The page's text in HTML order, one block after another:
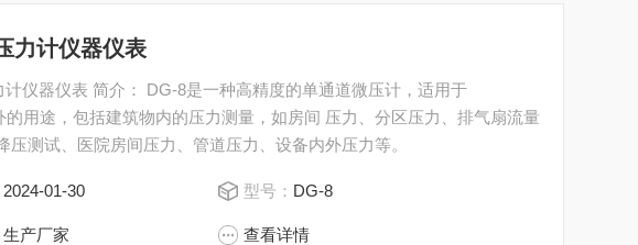
力计仪器仪表
计仪器仪表 简介： DG-8是一种高精度的单通道微压计，适用于
的用途，包括建筑物内的压力测量，如房间 压力、分区压力、排气扇流量
压测试、医院房间压力、管道压力、设备内外压力等。
2024-01-30 型号： DG-8
生产厂家 查看详情